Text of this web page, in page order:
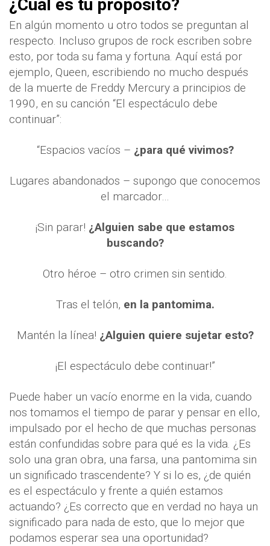
¿Cuál es tu propósito?
En algún momento u otro todos se preguntan al
respecto. Incluso grupos de rock escriben sobre
esto, por toda su fama y fortuna. Aquí está por
ejemplo, Queen, escribiendo no mucho después
de la muerte de Freddy Mercury a principios de
1990, en su canción “El espectáculo debe
continuar”:
“Espacios vacíos – ¿para qué vivimos?
Lugares abandonados – supongo que conocemos
el marcador…
¡Sin parar! ¿Alguien sabe que estamos
buscando?
Otro héroe – otro crimen sin sentido.
Tras el telón, en la pantomima.
Mantén la línea! ¿Alguien quiere sujetar esto?
¡El espectáculo debe continuar!”
Puede haber un vacío enorme en la vida, cuando
nos tomamos el tiempo de parar y pensar en ello,
impulsado por el hecho de que muchas personas
están confundidas sobre para qué es la vida. ¿Es
solo una gran obra, una farsa, una pantomima sin
un significado trascendente? Y si lo es, ¿de quién
es el espectáculo y frente a quién estamos
actuando? ¿Es correcto que en verdad no haya un
significado para nada de esto, que lo mejor que
podamos esperar sea una oportunidad?